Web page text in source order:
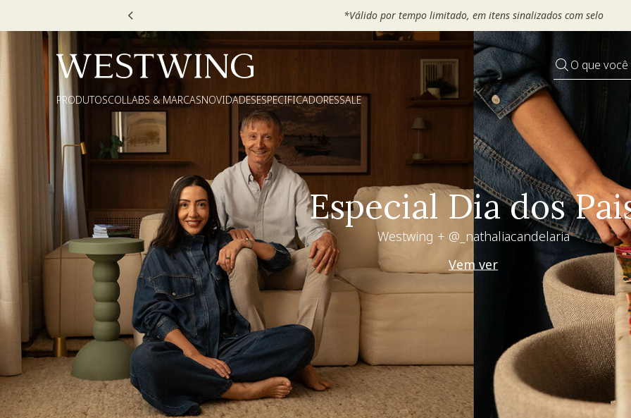
*Válido por tempo limitado, em itens sinalizados com selo
O que
PRODUTOSCOLLABS & MARCASNOVIDADESESPECIFICADORESSALE
Especial Dia dos
Westwing + @_nathaliacandelaria
Vem ver